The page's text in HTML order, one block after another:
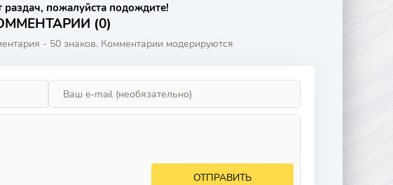
раздач, пожалуйста подождите!
(0)
- 50 знаков. Комментарии модерируются
ОТПРАВИТЬ